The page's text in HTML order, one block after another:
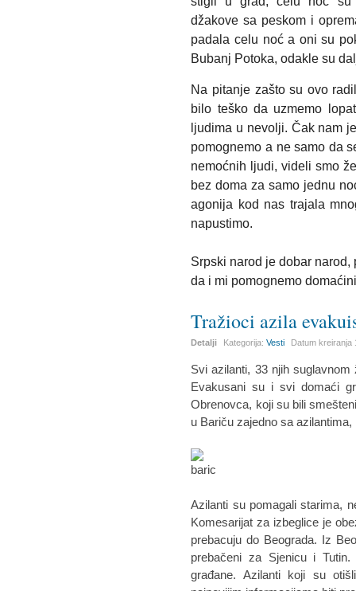
džakove sa peskom i
padala celu noć a oni su
Bubanj Potoka, odakle su
Na pitanje zašto su ovo
bilo teško da uzmemo
ljudima u nevolji. Čak nam
pomognemo a ne samo da
nemoćnih ljudi, videli smo
bez doma za samo jednu
agonija kod nas trajala
napustimo.
Srpski narod je dobar
da i mi pomognemo
Tražioci azila
Detalji Kategorija:Vesti Datum kreiranja
Svi azilanti, 33 njih
Evakusani su i svi domaći
Obrenovca, koji su bili
u Bariču zajedno sa azilantima,
Azilanti su pomagali starima,
Komesarijat za izbeglice je
prebacuju do Beograda. Iz
prebačeni za Sjenicu i
građane. Azilanti koji su